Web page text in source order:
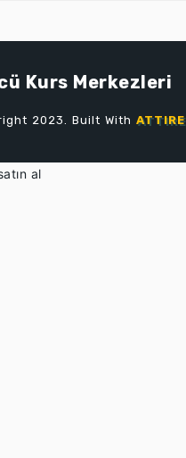
Kurs Merkezleri
2023. Built With ATTIRE